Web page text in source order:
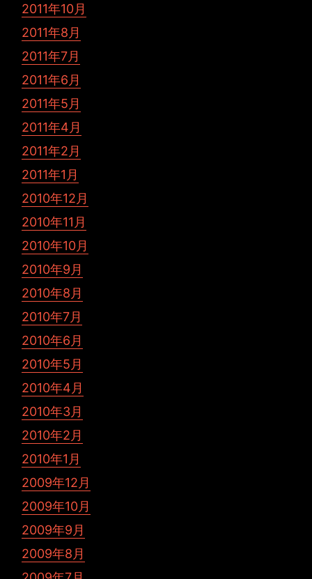
2011年10月
2011年8月
2011年7月
2011年6月
2011年5月
2011年4月
2011年2月
2011年1月
2010年12月
2010年11月
2010年10月
2010年9月
2010年8月
2010年7月
2010年6月
2010年5月
2010年4月
2010年3月
2010年2月
2010年1月
2009年12月
2009年10月
2009年9月
2009年8月